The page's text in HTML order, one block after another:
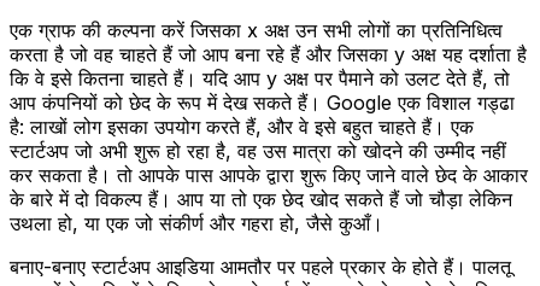
एक ग्राफ की कल्पना करें जिसका x अक्ष उन सभी लोगों का प्रतिनिधित्व
करता है जो वह चाहते हैं जो आप बना रहे हैं और जिसका y अक्ष यह दर्शाता है
कि वे इसे कितना चाहते हैं। यदि आप y अक्ष पर पैमाने को उलट देते हैं, तो
आप कंपनियों को छेद के रूप में देख सकते हैं। Google एक विशाल गड्ढा
है: लाखों लोग इसका उपयोग करते हैं, और वे इसे बहुत चाहते हैं। एक
स्टार्टअप जो अभी शुरू हो रहा है, वह उस मात्रा को खोदने की उम्मीद नहीं
कर सकता है। तो आपके पास आपके द्वारा शुरू किए जाने वाले छेद के आकार
के बारे में दो विकल्प हैं। आप या तो एक छेद खोद सकते हैं जो चौड़ा लेकिन
उथला हो, या एक जो संकीर्ण और गहरा हो, जैसे कुआँ।
बनाए-बनाए स्टार्टअप आइडिया आमतौर पर पहले प्रकार के होते हैं। पालतू